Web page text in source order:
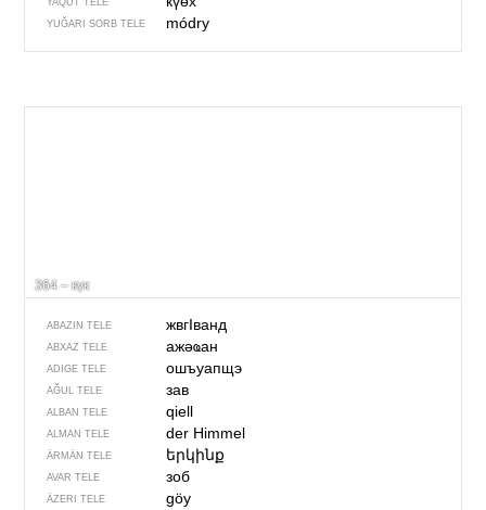
YAQUT TELE
YUĞARI SORB TELE módry
364 – күк
ABAZIN TELE жвгIванд
ABXAZ TELE ажәҩан
ADIGE TELE ошъуапщэ
AĞUL TELE зав
ALBAN TELE qiell
ALMAN TELE der Himmel
ÄRMÄN TELE երկինք
AVAR TELE зоб
ÄZERI TELE göy